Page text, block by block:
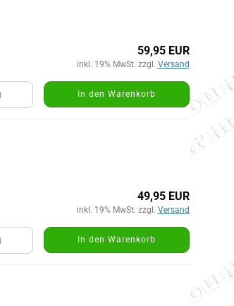
59,95 EUR
inkl. 19% MwSt. zzgl. Versand
In den Warenkorb
49,95 EUR
inkl. 19% MwSt. zzgl. Versand
In den Warenkorb